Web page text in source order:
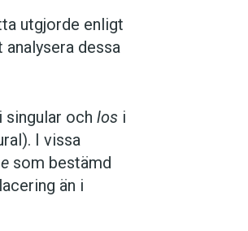
utgjorde enligt
analysera dessa
i singular och los i
I vissa
som bestämd
än i